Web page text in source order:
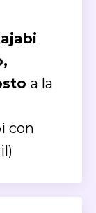
a la
con